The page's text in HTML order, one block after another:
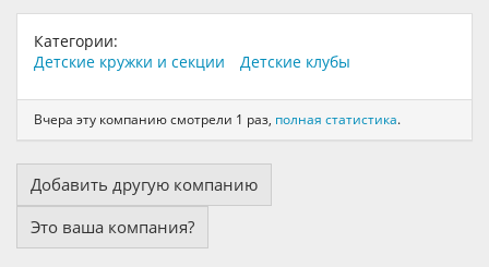
Категории:
Детские кружки и секции
Детские клубы
Вчера эту компанию смотрели 1 раз, полная статистика.
Добавить другую компанию
Это ваша компания?